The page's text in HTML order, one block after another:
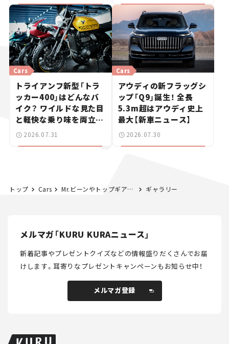
トライアンフ新型「トラ
ッカー400」はどんなバ
イク？ ワイルドな見た目
と軽快な乗り味を両立し
た400ccフラットトラッ
カー【試乗レビュー】
Cars
2026.07.31
アウディの新フラッグシ
ップ「Q9」誕生！ 全長
5.3m超はアウディ史上
最大【新車ニュース】
Cars
2026.07.30
トップ Cars Mr.ビーンやトップギアがやり放題！ 英国の三輪車「リライアント・ロビン」──【世界の名車・珍車図鑑】Vol.10 ギャラリー
メルマガ「KURU KURAニュース」
新着記事やプレゼントクイズなどの情報盛りだくさんでお届
けします。耳寄りなプレゼントキャンペーンもお知らせ中！
メルマガ登録